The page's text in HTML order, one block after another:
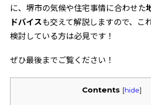
に、堺市の気候や住宅事情に合わせた
ドバイスも交えて解説しますので、こ
検討している方は必見です！
ぜひ最後までご覧ください！
Contents [hide]